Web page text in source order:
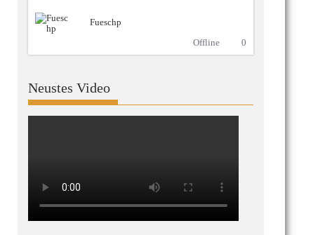
Fueschp
Offline
0
Neustes Video